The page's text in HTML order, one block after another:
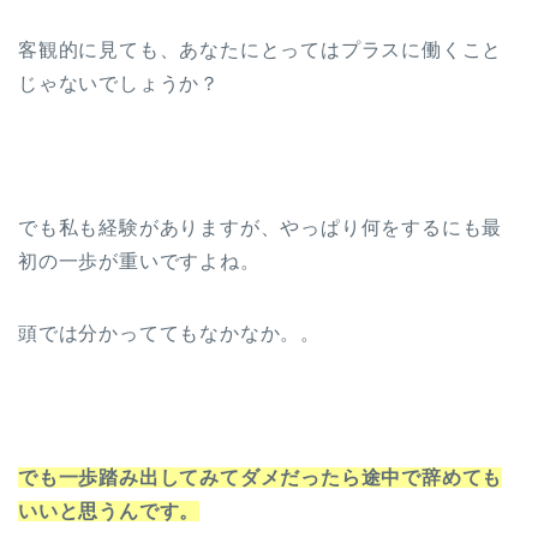
客観的に見ても、あなたにとってはプラスに働くこと
じゃないでしょうか？
でも私も経験がありますが、やっぱり何をするにも最
初の一歩が重いですよね。
頭では分かっててもなかなか。。
でも一歩踏み出してみてダメだったら途中で辞めても
いいと思うんです。